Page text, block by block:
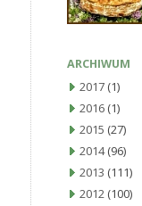
ARCHIWUM
2017 (1)
2016 (1)
2015 (27)
2014(96)
2013 (111)
2012 (100)